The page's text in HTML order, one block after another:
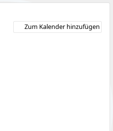
Zum Kalender hinzufügen